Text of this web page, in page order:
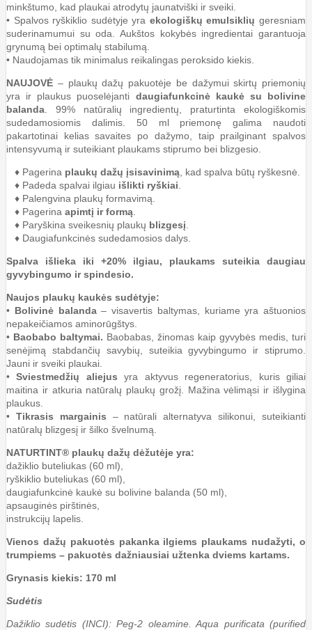
minkštumo, kad plaukai atrodytų jaunatviški ir sveiki.
• Spalvos ryškiklio sudėtyje yra ekologiškų emulsiklių geresniam
suderinamumui su oda. Aukštos kokybės ingredientai garantuoja
grynumą bei optimalų stabilumą.
• Naudojamas tik minimalus reikalingas peroksido kiekis.
NAUJOVĖ – plaukų dažų pakuotėje be dažymui skirtų priemonių
yra ir plaukus puoselėjanti daugiafunkcinė kaukė su bolivine
balanda . 99% natūralių ingredientų, praturtinta ekologiškomis
sudedamosiomis dalimis. 50 ml priemonę galima naudoti
pakartotinai kelias savaites po dažymo, taip prailginant spalvos
intensyvumą ir suteikiant plaukams stiprumo bei blizgesio.
♦ Pagerina plaukų dažų įsisavinimą , kad spalva būtų ryškesnė.
♦ Padeda spalvai ilgiau išlikti ryškiai
♦ Palengvina plaukų formavimą.
♦ Pagerina apimtį ir formą
♦ Paryškina sveikesnių plaukų blizgesį
♦ Daugiafunkcinės sudedamosios dalys.
Spalva išlieka iki +20% ilgiau, plaukams suteikia daugiau
gyvybingumo ir spindesio.
Naujos plaukų kaukės sudėtyje:
• Bolivinė balanda– visavertis baltymas, kuriame yra aštuonios
nepakeičiamos aminorūgštys.
• Baobabo baltymai. Baobabas, žinomas kaip gyvybės medis, turi
senėjimą stabdančių savybių, suteikia gyvybingumo ir stiprumo.
Jauni ir sveiki plaukai.
•Sviestmedžių aliejus yra aktyvus regeneratorius, kuris giliai
maitina ir atkuria natūralų plaukų grožį. Mažina vėlimąsi ir išlygina
plaukus.
• Tikrasis margainis – natūrali alternatyva silikonui, suteikianti
natūralų blizgesį ir šilko švelnumą.
NATURTINT® plaukų dažų dėžutėje yra:
dažiklio buteliukas (60 ml),
ryškiklio buteliukas (60 ml),
daugiafunkcinė kaukė su bolivine balanda (50 ml),
apsauginės pirštinės,
instrukcijų lapelis.
Vienos dažų pakuotės pakanka ilgiems plaukams nudažyti, o
trumpiems – pakuotės dažniausiai užtenka dviems kartams.
Grynasis kiekis: 170 ml
Sudėtis
Dažiklio sudėtis (INCI): Peg-2 oleamine. Aqua purificata (purified